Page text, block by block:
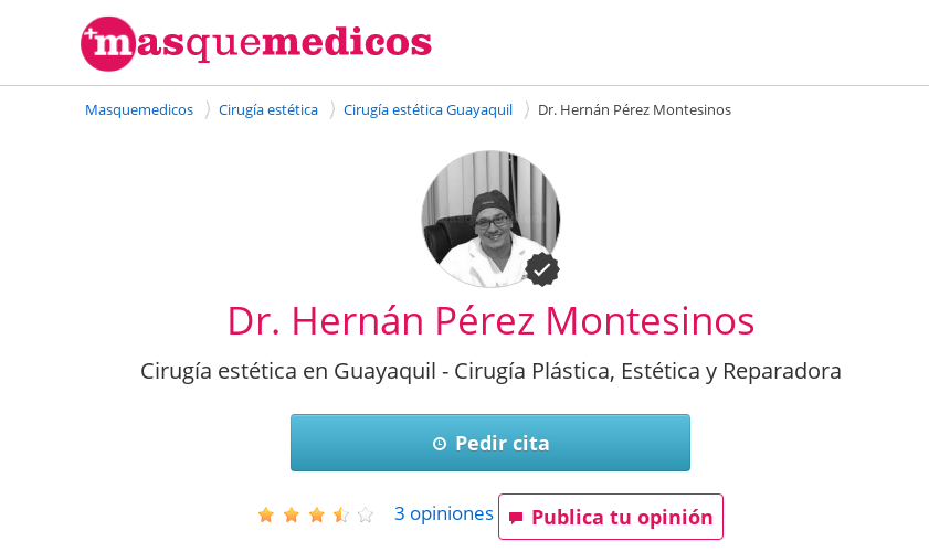
Masquemedicos Cirugía estética Cirugía estética Guayaquil Dr. Hernán Pérez Montesinos
Dr. Hernán Pérez Montesinos
Cirugía estética en Guayaquil - Cirugía Plástica, Estética y Reparadora
Pedir cita
3 opiniones Publica tu opinión